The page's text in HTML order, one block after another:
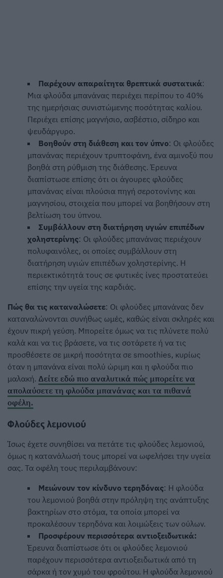
Παρέχουν απαραίτητα θρεπτικά συστατικά:
Μια φλούδα μπανάνας περιέχει περίπου το 40%
της ημερήσιας συνιστώμενης ποσότητας καλίου.
Περιέχει επίσης μαγνήσιο, ασβέστιο, σίδηρο και
ψευδάργυρο.
Βοηθούν στη διάθεση και τον ύπνο: Οι φλούδες
μπανάνας περιέχουν τρυπτοφάνη, ένα αμινοξύ που
βοηθά στη ρύθμιση της διάθεσης. Έρευνα
διαπίστωσε επίσης ότι οι άγουρες φλούδες
μπανάνας είναι πλούσια πηγή σεροτονίνης και
μαγνησίου, στοιχεία που μπορεί να βοηθήσουν στη
βελτίωση του ύπνου.
Συμβάλλουν στη διατήρηση υγιών επιπέδων
χοληστερίνης: Οι φλούδες μπανάνας περιέχουν
πολυφαινόλες, οι οποίες συμβάλλουν στη
διατήρηση υγιών επιπέδων χοληστερίνης. Η
περιεκτικότητά τους σε φυτικές ίνες προστατεύει
επίσης την υγεία της καρδιάς.
Πώς θα τις καταναλώσετε: Οι φλούδες μπανάνας δεν
καταναλώνονται συνήθως ωμές, καθώς είναι σκληρές και
έχουν πικρή γεύση. Μπορείτε όμως να τις πλύνετε πολύ
καλά και να τις βράσετε, να τις σοτάρετε ή να τις
προσθέσετε σε μικρή ποσότητα σε smoothies, κυρίως
όταν η μπανάνα είναι πολύ ώριμη και η φλούδα πιο
μαλακή. Δείτε εδώ πιο αναλυτικά πώς μπορείτε να
απολαύσετε τη φλούδα μπανάνας και τα πιθανά
οφέλη.
Φλούδες λεμονιού
Ίσως έχετε συνηθίσει να πετάτε τις φλούδες λεμονιού,
όμως η κατανάλωσή τους μπορεί να ωφελήσει την υγεία
σας. Τα οφέλη τους περιλαμβάνουν:
Μειώνουν τον κίνδυνο τερηδόνας: Η φλούδα
του λεμονιού βοηθά στην πρόληψη της ανάπτυξης
βακτηρίων στο στόμα, τα οποία μπορεί να
προκαλέσουν τερηδόνα και λοιμώξεις των ούλων.
Προσφέρουν περισσότερα αντιοξειδωτικά:
Έρευνα διαπίστωσε ότι οι φλούδες λεμονιού
παρέχουν περισσότερα αντιοξειδωτικά από τη
σάρκα ή τον χυμό του φρούτου. Η φλούδα λεμονιού